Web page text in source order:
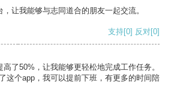
让我能够与志同道合的朋友一起交流。
支持[0] 反对[0]
了50%，让我能够更轻松地完成工作任务。
这个app，我可以提前下班，有更多的时间陪